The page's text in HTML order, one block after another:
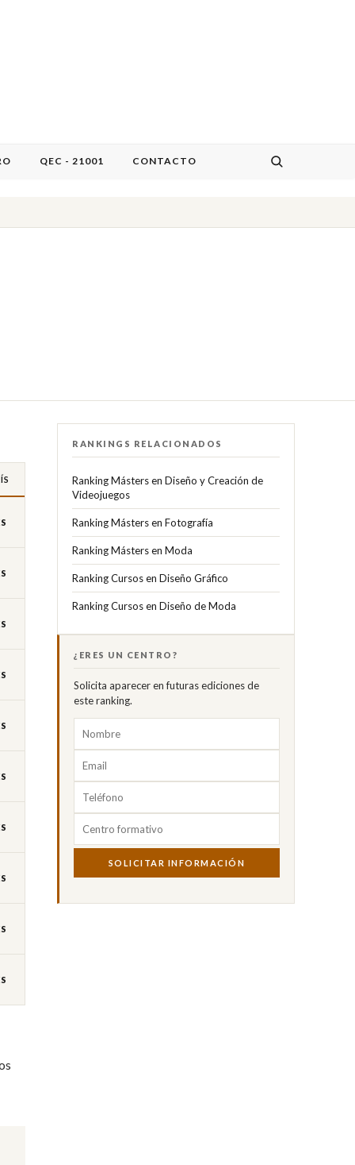
QEC - 21001 CONTACTO
RANKINGS RELACIONADOS
Ranking Másters en Diseño y Creación de
Videojuegos
Ranking Másters en Fotografía
Ranking Másters en Moda
Ranking Cursos en Diseño Gráfico
Ranking Cursos en Diseño de Moda
¿ERES UN CENTRO?
Solicita aparecer en futuras ediciones de
este ranking.
SOLICITAR INFORMACIÓN